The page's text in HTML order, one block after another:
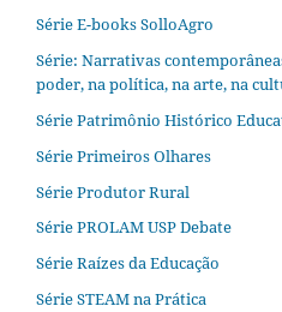
Série E-books SolloAgro
Série: Narrativas
poder, na política, na arte, na
Série Patrimônio Histórico
Série Primeiros Olhares
Série Produtor Rural
Série PROLAM USP Debate
Série Raízes da Educação
Série STEAM na Prática